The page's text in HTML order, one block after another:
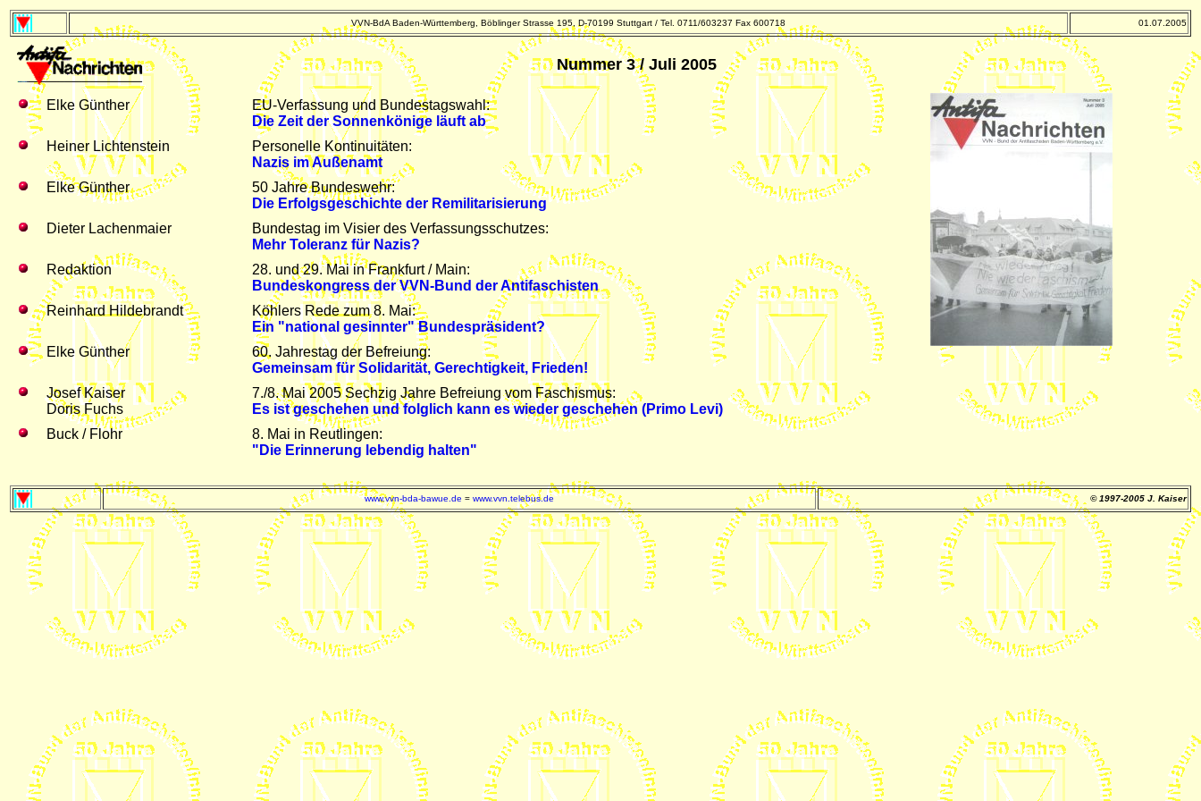
VVN-BdA Baden-Württemberg, Böblinger Strasse 195, D-70199 Stuttgart / Tel. 0711/603237 Fax 600718 01.07.2005
Nummer 3 / Juli 2005
Elke Günther
EU-Verfassung und Bundestagswahl:
Die Zeit der Sonnenkönige läuft ab
Heiner Lichtenstein
Personelle Kontinuitäten:
Nazis im Außenamt
Elke Günther
50 Jahre Bundeswehr:
Die Erfolgsgeschichte der Remilitarisierung
Dieter Lachenmaier
Bundestag im Visier des Verfassungsschutzes:
Mehr Toleranz für Nazis?
Redaktion
28. und 29. Mai in Frankfurt / Main:
Bundeskongress der VVN-Bund der Antifaschisten
Reinhard Hildebrandt
Köhlers Rede zum 8. Mai:
Ein "national gesinnter" Bundespräsident?
Elke Günther
60. Jahrestag der Befreiung:
Gemeinsam für Solidarität, Gerechtigkeit, Frieden!
Josef Kaiser
Doris Fuchs
7./8. Mai 2005 Sechzig Jahre Befreiung vom Faschismus:
Es ist geschehen und folglich kann es wieder geschehen (Primo Levi)
Buck / Flohr
8. Mai in Reutlingen:
"Die Erinnerung lebendig halten"
www.vvn-bda-bawue.de = www.vvn.telebus.de © 1997-2005 J. Kaiser